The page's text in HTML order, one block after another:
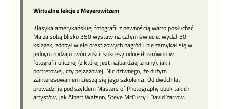
Wirtualne lekcje z Meyerowitzem
Klasyka amerykańskiej fotografii z pewnością warto posłuchać.
Ma za sobą blisko 350 wystaw na całym świecie, wydał 30
książek, zdobył wiele prestiżowych nagród i nie zamykał się w
jednym rodzaju twórczości: sukcesy odnosił zarówno w
fotografii ulicznej (z której jest najbardziej znany), jak i
portretowej, czy pejzażowej. Nic dziwnego, że dużym
zainteresowaniem cieszą się jego szkolenia. Od dwóch lat
prowadzi je pod szyldem Masters of Photography obok takich
artystów, jak Albert Watson, Steve McCurry i David Yarrow.